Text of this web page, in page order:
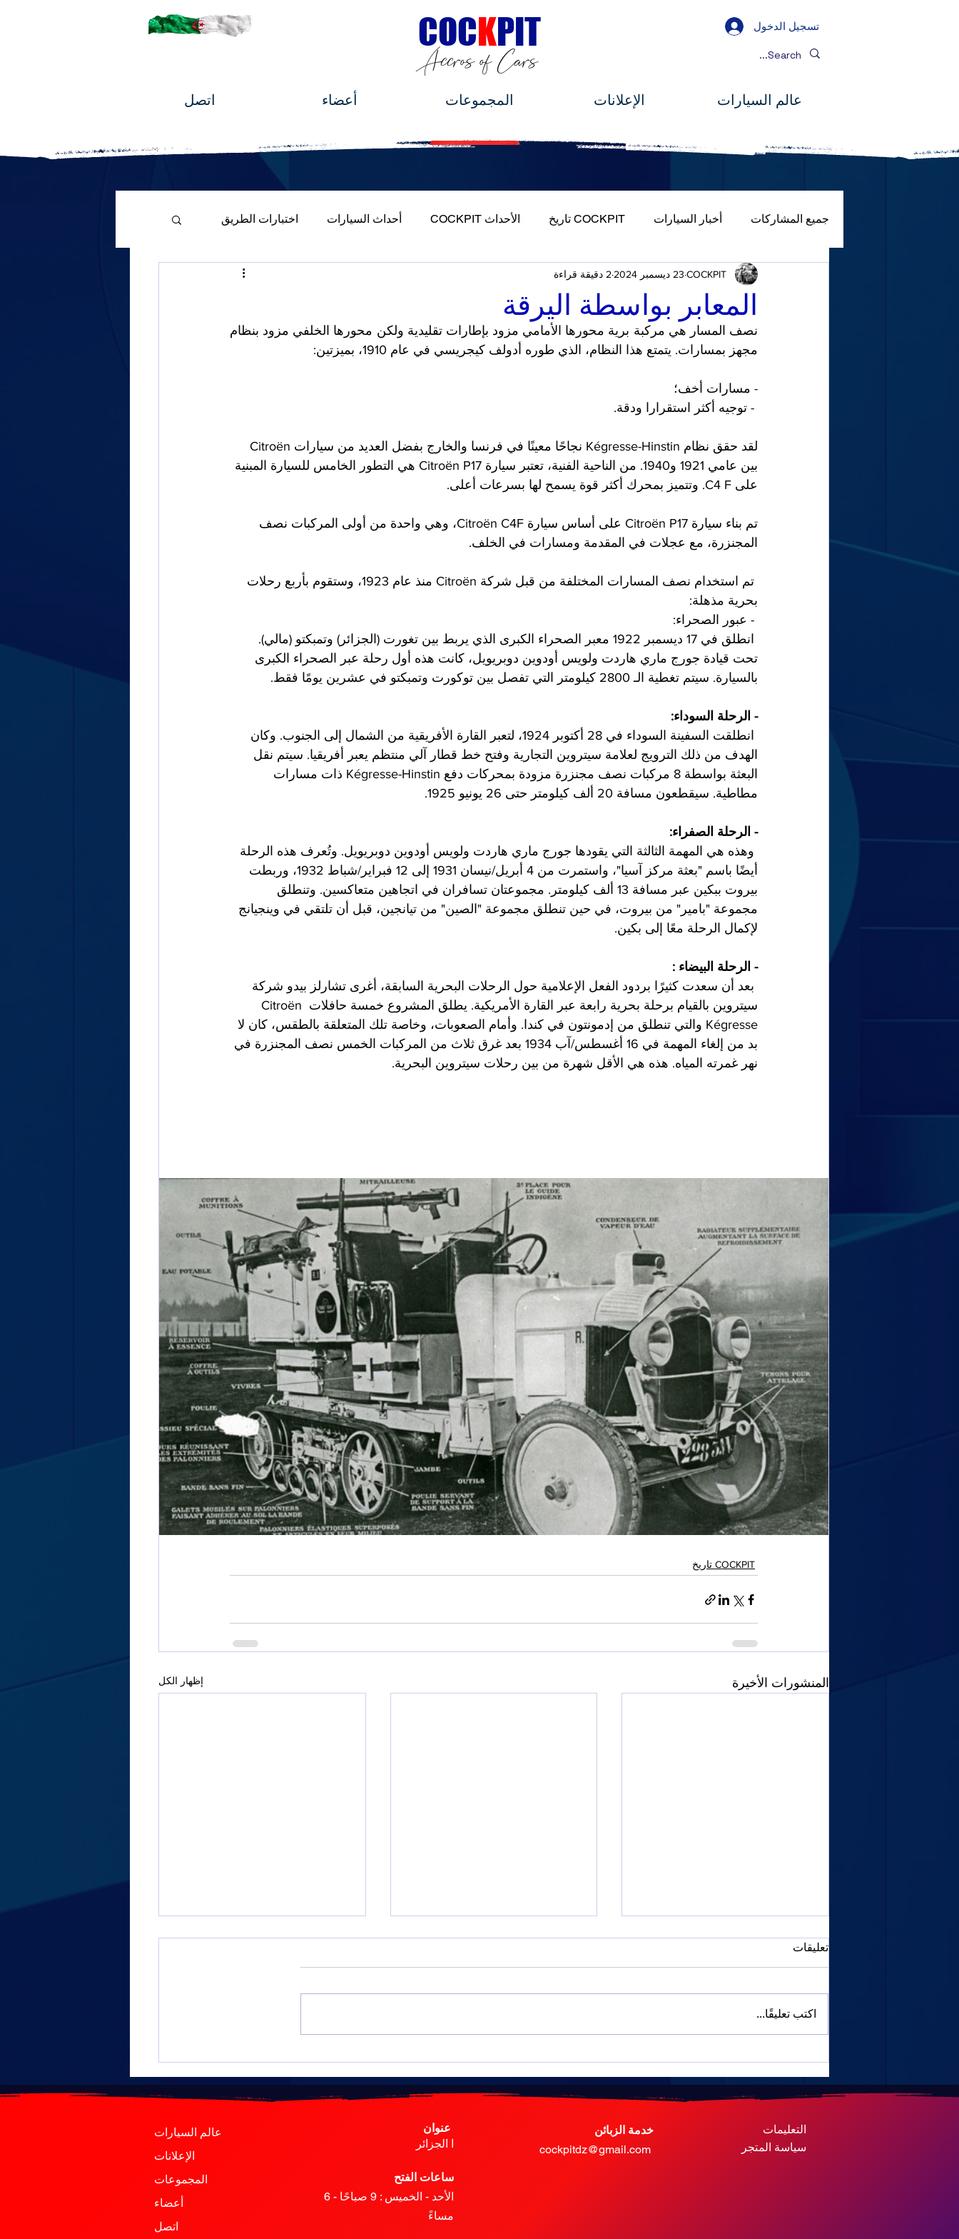
COCKPIT
Accros of Cars
تسجيل الدخول
عالم السيارات الإعلانات المجموعات أعضاء اتصل
جميع المشاركات أخبار السيارات COCKPIT تاريخ الأحداث COCKPIT أحداث السيارات اختبارات الطريق
المصباح الكامل جولة بسيارتي
المعابر بواسطة اليرقة
COCKPIT 23 ديسمبر 2024 2 دقيقة قراءة
مجهز بمسارات. يتمتع هذا النظام، الذي طوره أدولف كيجريسي في عام 1910، بميزتين:
- مسارات أخف؛
بين عامي 1921 و1940. من الناحية الفنية، تعتبر سيارة Citroën P17 هي التطور الخامس للسيارة المبنية
على C4 F. وتتميز بمحرك أكثر قوة يسمح لها بسرعات أعلى.
تم بناء سيارة Citroën P17 على أساس سيارة Citroën C4F، وهي واحدة من أولى المركبات نصف
المجنزرة، مع عجلات في المقدمة ومسارات في الخلف.
تم استخدام نصف المسارات المختلفة من قبل شركة Citroën منذ عام 1923، وستقوم بأربع رحلات
بحرية مذهلة:
انطلق في 17 ديسمبر 1922 معبر الصحراء الكبرى الذي يربط بين تغورت (الجزائر) وتمبكتو (مالي).
تحت قيادة جورج ماري هاردت ولويس أودوين دوبريويل، كانت هذه أول رحلة عبر الصحراء الكبرى
بالسيارة. سيتم تغطية الـ 2800 كيلومتر التي تفصل بين توكورت وتمبكتو في عشرين يومًا فقط.
- الرحلة السوداء:
انطلقت السفينة السوداء في 28 أكتوبر 1924، لتعبر القارة الأفريقية من الشمال إلى الجنوب. وكان
الهدف من ذلك الترويج لعلامة سيتروين التجارية وفتح خط قطار آلي منتظم يعبر أفريقيا. سيتم نقل
البعثة بواسطة 8 مركبات نصف مجنزرة مزودة بمحركات دفع Kégresse-Hinstin ذات مسارات
مطاطية. سيقطعون مسافة 20 ألف كيلومتر حتى 26 يونيو 1925.
- الرحلة الصفراء:
وهذه هي المهمة الثالثة التي يقودها جورج ماري هاردت ولويس أودوين دوبريويل. وتُعرف هذه الرحلة
أيضًا باسم "بعثة مركز آسيا"، واستمرت من 4 أبريل/نيسان 1931 إلى 12 فبراير/شباط 1932، وربطت
بيروت ببكين عبر مسافة 13 ألف كيلومتر. مجموعتان تسافران في اتجاهين متعاكسين. وتنطلق
مجموعة "بامير" من بيروت، في حين تنطلق مجموعة "الصين" من تيانجين، قبل أن تلتقي في وينجيانج
لإكمال الرحلة معًا إلى بكين.
- الرحلة البيضاء :
بعد أن سعدت كثيرًا بردود الفعل الإعلامية حول الرحلات البحرية السابقة، أغرى تشارلز بيدو شركة
سيتروين بالقيام برحلة بحرية رابعة عبر القارة الأمريكية. يطلق المشروع خمسة حافلات Citroën
Kégresse والتي تنطلق من إدمونتون في كندا. وأمام الصعوبات، وخاصة تلك المتعلقة بالطقس، كان لا
بد من إلغاء المهمة في 16 أغسطس/آب 1934 بعد غرق ثلاث من المركبات الخمس نصف المجنزرة في
نهر غمرته المياه. هذه هي الأقل شهرة من بين رحلات سيتروين البحرية.
COCKPIT تاريخ
المنشورات الأخيرة إظهار الكل
لماذا يقود الناس على الجانب
الأيسر في بعض البلدان وعلى
الجانب الأيمن في بلدان أخرى؟
تاريخ ألوان رياضة السيارات
تعليقات
اكتب تعليقًا...
عالم السيارات
الإعلانات
المجموعات
أعضاء
اتصل
عنوان
ا الجزائر
ساعات الفتح
الأحد - الخميس
: 9 صباحًا - 6
مساءً
خدمة الزبائن
cockpitdz@gmail.com
التعليمات
سياسة المتجر